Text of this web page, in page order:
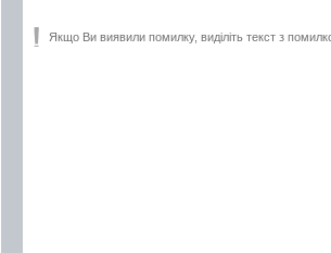
Якщо Ви виявили помилку, виділіть текст з